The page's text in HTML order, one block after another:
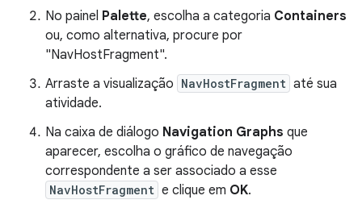
No painel Palette, escolha a categoria Containers
ou, como alternativa, procure por
"NavHostFragment".
Arraste a visualização NavHostFragment até sua
atividade.
Na caixa de diálogo Navigation Graphs que
aparecer, escolha o gráfico de navegação
correspondente a ser associado a esse
NavHostFragment e clique em OK.